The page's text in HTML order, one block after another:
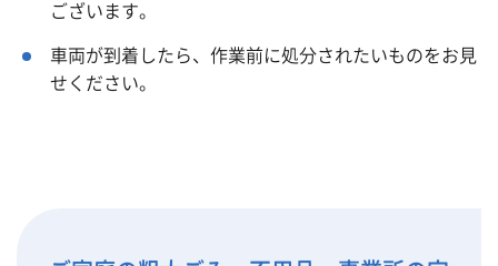
ございます。
車両が到着したら、作業前に処分されたいものをお見
せください。